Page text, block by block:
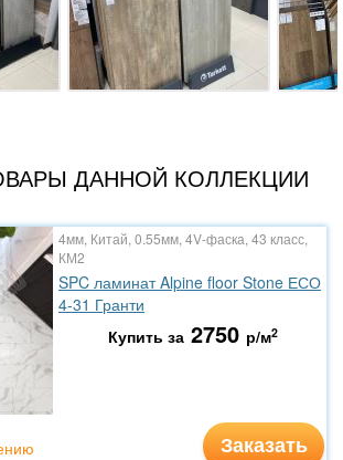
ДАННОЙ КОЛЛЕКЦИИ
4мм, Китай, 0.55мм, 4V-фаска, 43 класс,
КМ2
SPC ламинат Alpine floor Stone ЕСО
4-31 Гранти
Купить за 2750 р/м2
Заказать